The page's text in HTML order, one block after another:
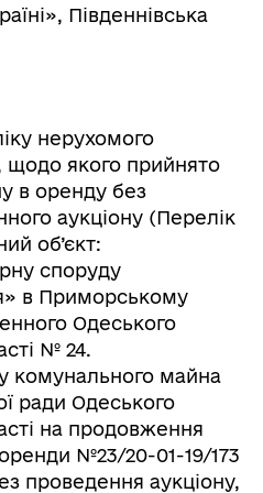
Південнівська
нерухомого
щодо якого прийнято
в оренду без
аукціону (Перелік
об’єкт:
споруду
в Приморському
Одеського
№ 24.
комунального майна
ради Одеського
на продовження
№23/20-01-19/173
проведення аукціону,